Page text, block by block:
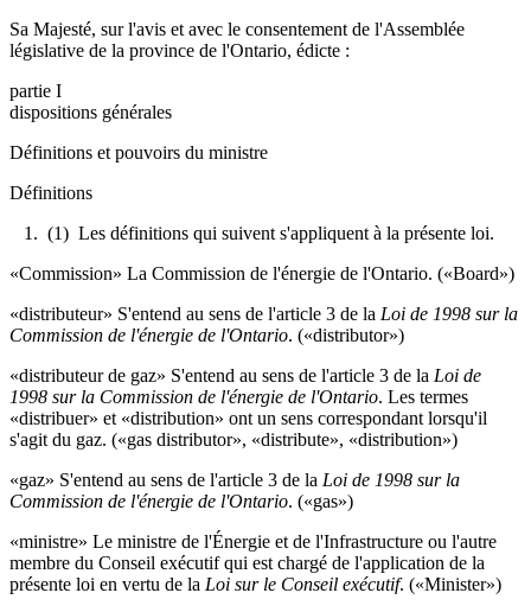
Sa Majesté, sur l'avis et avec le consentement de l'Assemblée
législative de la province de l'Ontario, édicte :
partie I
dispositions générales
Définitions et pouvoirs du ministre
Définitions
1. (1) Les définitions qui suivent s'appliquent à la présente loi.
«Commission» La Commission de l'énergie de l'Ontario. («Board»)
«distributeur» S'entend au sens de l'article 3 de la Loi de 1998 sur la
Commission de l'énergie de l'Ontario. («distributor»)
«distributeur de gaz» S'entend au sens de l'article 3 de la Loi de
1998 sur la Commission de l'énergie de l'Ontario. Les termes
«distribuer» et «distribution» ont un sens correspondant lorsqu'il
s'agit du gaz. («gas distributor», «distribute», «distribution»)
«gaz» S'entend au sens de l'article 3 de la Loi de 1998 sur la
Commission de l'énergie de l'Ontario. («gas»)
«ministre» Le ministre de l'Énergie et de l'Infrastructure ou l'autre
membre du Conseil exécutif qui est chargé de l'application de la
présente loi en vertu de la Loi sur le Conseil exécutif. («Minister»)